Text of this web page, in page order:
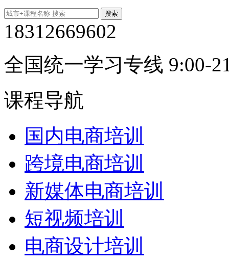
18312669602
全国统一学习专线 9:00-
课程导航
国内电商培训
跨境电商培训
新媒体电商培训
短视频培训
电商设计培训